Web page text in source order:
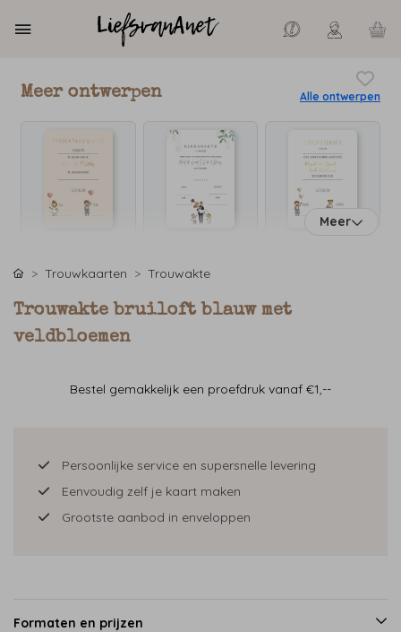
Meer ontwerpen Alle ontwerpen
Meer
Trouwkaarten Trouwakte
Trouwakte bruiloft blauw met
veldbloemen
Bestel gemakkelijk een proefdruk vanaf €1,--
Persoonlijke service en supersnelle levering
Eenvoudig zelf je kaart maken
Grootste aanbod in enveloppen
Formaten en prijzen